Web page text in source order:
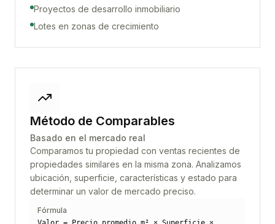
Proyectos de desarrollo inmobiliario
Lotes en zonas de crecimiento
Método de Comparables
Basado en el mercado real
Comparamos tu propiedad con ventas recientes de
propiedades similares en la misma zona. Analizamos
ubicación, superficie, características y estado para
determinar un valor de mercado preciso.
Fórmula